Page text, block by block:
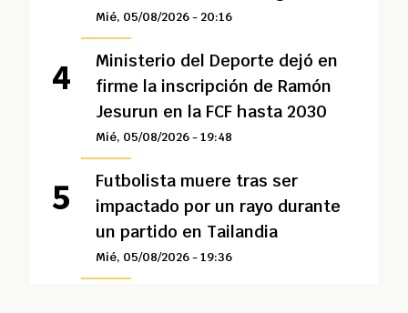
Mié, 05/08/2026 - 20:16
Ministerio del Deporte dejó en
firme la inscripción de Ramón
Jesurun en la FCF hasta 2030
Mié, 05/08/2026 - 19:48
Futbolista muere tras ser
impactado por un rayo durante
un partido en Tailandia
Mié, 05/08/2026 - 19:36